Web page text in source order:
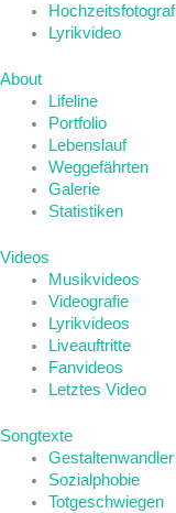
Hochzeitsfotograf
Lyrikvideo
About
Lifeline
Portfolio
Lebenslauf
Weggefährten
Galerie
Statistiken
Videos
Musikvideos
Videografie
Lyrikvideos
Liveauftritte
Fanvideos
Letztes Video
Songtexte
Gestaltenwandler
Sozialphobie
Totgeschwiegen